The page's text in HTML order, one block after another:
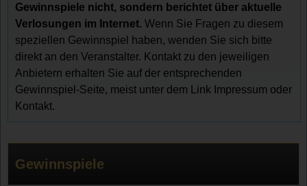
Gewinnspiele nicht, sondern berichtet über aktuelle
Verlosungen im Internet. Wenn Sie Fragen zu diesem
speziellen Gewinnspiel haben, wenden Sie sich bitte
direkt an den Veranstalter. Kontakt zu den jeweiligen
Anbietern erhalten Sie auf der entsprechenden
Gewinnspiel-Seite, meist unter dem Link Impressum oder
Kontakt.
Gewinnspiele